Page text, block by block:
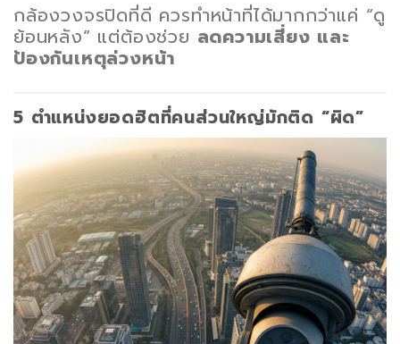
กล้องวงจรปิดที่ดี ควรทำหน้าที่ได้มากกว่าแค่ “ดู
ย้อนหลัง” แต่ต้องช่วย ลดความเสี่ยง และ
ป้องกันเหตุล่วงหน้า
5 ตำแหน่งยอดฮิตที่คนส่วนใหญ่มักติด “ผิด”